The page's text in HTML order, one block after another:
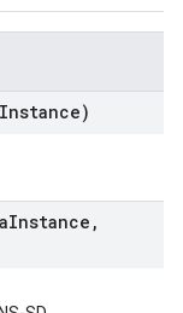
Instance)
Instance ,